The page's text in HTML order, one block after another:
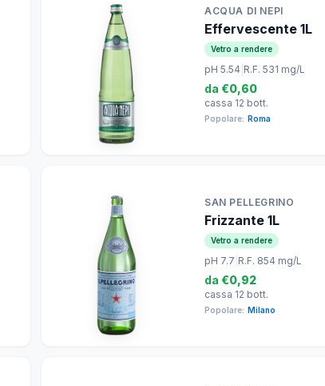
ACQUA DI NEPI
Effervescente 1L
Vetro a rendere
pH 5.54 R.F. 531 mg/L
da €0,60
cassa 12 bott.
Popolare: Roma
SAN PELLEGRINO
Frizzante 1L
Vetro a rendere
pH 7.7 R.F. 854 mg/L
da €0,92
cassa 12 bott.
Popolare: Milano